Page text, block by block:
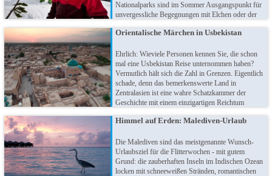
Nationalparks sind im Sommer Ausgangspunkt für
unvergessliche Begegnungen mit Elchen oder der
weltberühmte "champagne powder" Wintersportler
Orientalische Märchen in Usbekistan
Ehrlich: Wieviele Personen kennen Sie, die schon
mal eine Usbekistan Reise unternommen haben?
Vermutlich hält sich die Zahl in Grenzen. Eigentlich
schade, denn das bemerkenswerte Land in
Zentralasien ist eine wahre Schatzkammer der
Geschichte mit einem einzigartigen Reichtum
und bauliche Meisterwerke entlang der Seidenstraße
Nacht hautnah erlebbar machen!
Himmel auf Erden: Malediven-Urlaub
Die Malediven sind das meistgenannte Wunsch-
Urlaubsziel für die Flitterwochen - mit gutem
Grund: die zauberhaften Inseln im Indischen Ozean
locken mit schneeweißen Stränden, romantischen